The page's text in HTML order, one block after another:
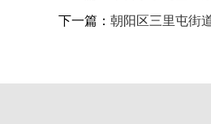
下一篇： 朝阳区三里屯街